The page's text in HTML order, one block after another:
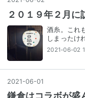
２０１９年２月に
酒糸。これ
しまったけ
2021-06-02
2021-06-01